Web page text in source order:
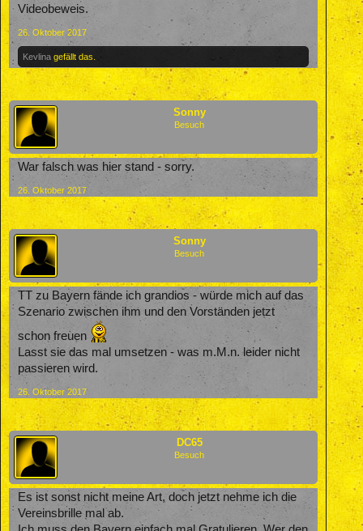
Videobeweis.
26. Oktober 2017
Kevlina gefällt das.
Sonny
Besuch
War falsch was hier stand - sorry.
26. Oktober 2017
Sonny
Besuch
TT zu Bayern fände ich grandios - würde mich auf das
Szenario zwischen ihm und den Vorständen jetzt
schon freuen
Lasst sie das mal umsetzen - was m.M.n. leider nicht
passieren wird.
26. Oktober 2017
DC65
Besuch
Es ist sonst nicht meine Art, doch jetzt nehme ich die
Vereinsbrille mal ab.